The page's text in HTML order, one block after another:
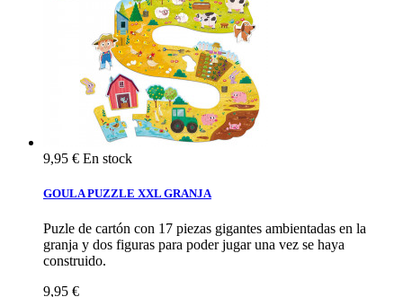
9,95 € En stock
GOULA PUZZLE XXL GRANJA
Puzle de cartón con 17 piezas gigantes ambientadas en la
granja y dos figuras para poder jugar una vez se haya
construido.
9,95 €